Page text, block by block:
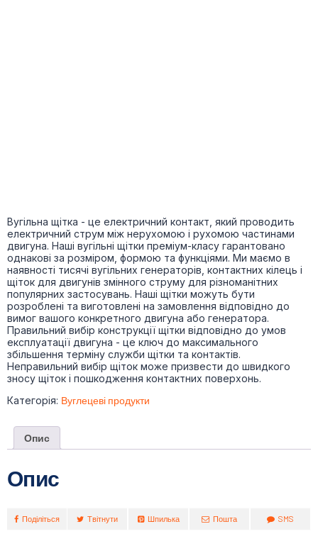
Вугільна щітка - це електричний контакт, який проводить
електричний струм між нерухомою і рухомою частинами
двигуна. Наші вугільні щітки преміум-класу гарантовано
однакові за розміром, формою та функціями. Ми маємо в
наявності тисячі вугільних генераторів, контактних кілець і
щіток для двигунів змінного струму для різноманітних
популярних застосувань. Наші щітки можуть бути
розроблені та виготовлені на замовлення відповідно до
вимог вашого конкретного двигуна або генератора.
Правильний вибір конструкції щітки відповідно до умов
експлуатації двигуна - це ключ до максимального
збільшення терміну служби щітки та контактів.
Неправильний вибір щіток може призвести до швидкого
зносу щіток і пошкодження контактних поверхонь.
Категорія: Вуглецеві продукти
Опис
Опис
Поділіться Твітнути Шпилька Пошта SMS